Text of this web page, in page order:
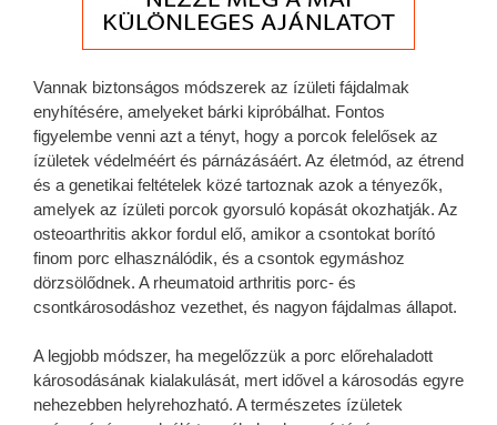
Vannak biztonságos módszerek az ízületi fájdalmak
enyhítésére, amelyeket bárki kipróbálhat. Fontos
figyelembe venni azt a tényt, hogy a porcok felelősek az
ízületek védelméért és párnázásáért. Az életmód, az étrend
és a genetikai feltételek közé tartoznak azok a tényezők,
amelyek az ízületi porcok gyorsuló kopását okozhatják. Az
osteoarthritis akkor fordul elő, amikor a csontokat borító
finom porc elhasználódik, és a csontok egymáshoz
dörzsölődnek. A rheumatoid arthritis porc- és
csontkárosodáshoz vezethet, és nagyon fájdalmas állapot.
A legjobb módszer, ha megelőzzük a porc előrehaladott
károsodásának kialakulását, mert idővel a károsodás egyre
nehezebben helyrehozható. A természetes ízületek